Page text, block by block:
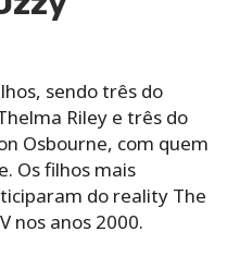
sendo três do
Riley e três do
Osbourne, com quem
Os filhos mais
do reality The
nos anos 2000.